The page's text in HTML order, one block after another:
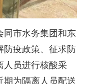
市水务集团和东
防疫政策、征求防
人员进行核酸采
期为隔离人员配送